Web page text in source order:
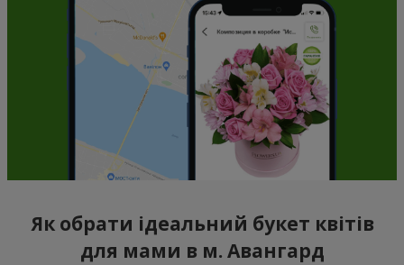
Як обрати ідеальний букет квітів
для мами в м. Авангард